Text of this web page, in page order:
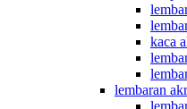
kaca
lembaran